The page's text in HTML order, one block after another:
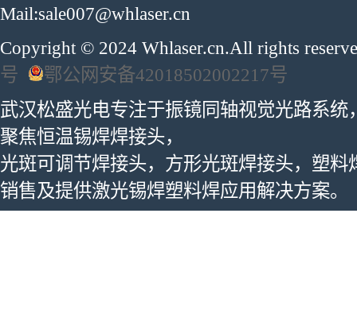
Mail:sale007@whlaser.cn
Copyright © 2024 Whlaser.cn.All rights
号
鄂公网安备42018502002217号
武汉松盛光电专注于振镜同轴视觉光路系统
聚焦恒温锡焊焊接头，
光斑可调节焊接头，方形光斑焊接头，塑料
销售及提供激光锡焊塑料焊应用解决方案。